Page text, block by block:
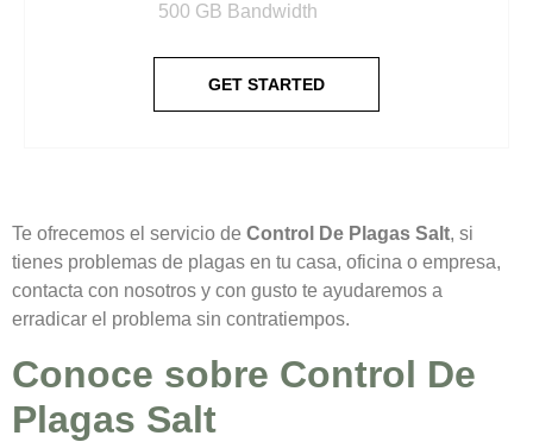
500 GB Bandwidth
GET STARTED
Te ofrecemos el servicio de Control De Plagas Salt, si
tienes problemas de plagas en tu casa, oficina o empresa,
contacta con nosotros y con gusto te ayudaremos a
erradicar el problema sin contratiempos.
Conoce sobre Control De
Plagas Salt